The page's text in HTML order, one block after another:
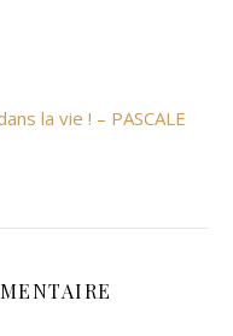
la vie ! – PASCALE